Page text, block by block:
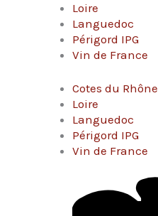
Loire
Languedoc
Périgord IPG
Vin de France
Cotes du Rhône
Loire
Languedoc
Périgord IPG
Vin de France